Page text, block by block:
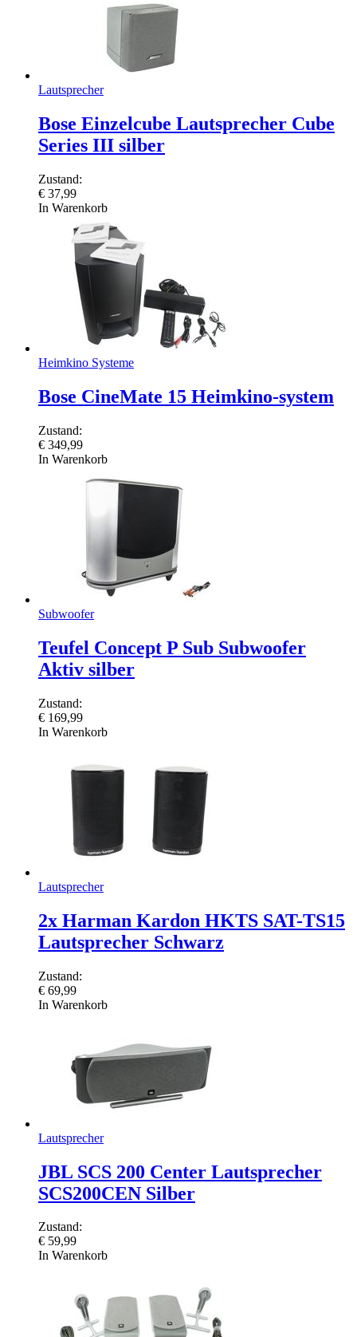
Lautsprecher
Bose Einzelcube Lautsprecher Cube
Series III silber
Zustand:
€ 37,99
In Warenkorb
Heimkino Systeme
Bose CineMate 15 Heimkino-system
Zustand:
€ 349,99
In Warenkorb
Subwoofer
Teufel Concept P Sub Subwoofer
Aktiv silber
Zustand:
€ 169,99
In Warenkorb
Lautsprecher
2x Harman Kardon HKTS SAT-TS15
Lautsprecher Schwarz
Zustand:
€ 69,99
In Warenkorb
Lautsprecher
JBL SCS 200 Center Lautsprecher
SCS200CEN Silber
Zustand:
€ 59,99
In Warenkorb